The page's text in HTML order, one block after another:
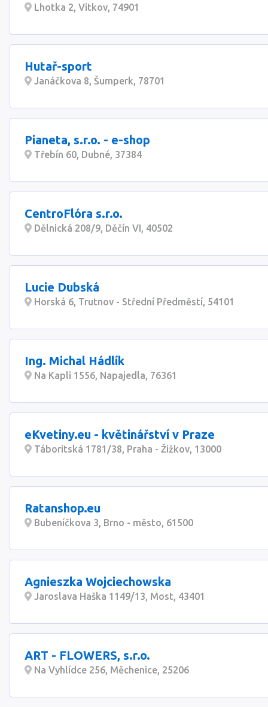
Lhotka 2, Vitkov, 74901
Hutař-sport
Janáčkova 8, Šumperk, 78701
Pianeta, s.r.o. - e-shop
Třebín 60, Dubné, 37384
CentroFlóra s.r.o.
Dělnická 208/9, Děčín VI, 40502
Lucie Dubská
Horská 6, Trutnov - Střední Předměstí, 54101
Ing. Michal Hádlík
Na Kapli 1556, Napajedla, 76361
eKvetiny.eu - květinářství v Praze
Táboritská 1781/38, Praha - Žižkov, 13000
Ratanshop.eu
Bubeníčkova 3, Brno - město, 61500
Agnieszka Wojciechowska
Jaroslava Haška 1149/13, Most, 43401
ART - FLOWERS, s.r.o.
Na Vyhlídce 256, Měchenice, 25206